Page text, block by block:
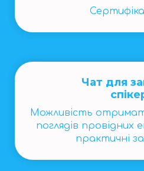
Чат для
Можливість
поглядів провідних
практичні